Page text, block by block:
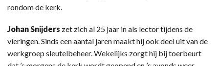
rondom de kerk.
Johan Snijders zet zich al 25 jaar in als lector tijdens de
vieringen. Sinds een aantal jaren maakt hij ook deel uit van de
werkgroep sleutelbeheer. Wekelijks zorgt hij bij toerbeurt